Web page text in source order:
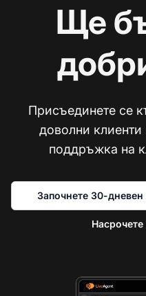
Ще
Присъединете се
доволни клиенти
поддръжка на
Започнете 30-дневен